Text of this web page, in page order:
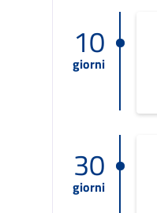
10
giorni
30
giorni